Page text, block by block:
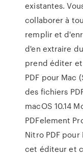
existantes.
collaborer à
remplir et
d'en extraire
prend éditer
PDF pour Mac
des fichiers
macOS 10.14
PDFelement
Nitro PDF pour
cet éditeur et